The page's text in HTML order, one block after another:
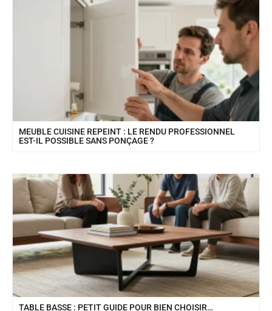
MEUBLE CUISINE REPEINT : LE RENDU PROFESSIONNEL
EST-IL POSSIBLE SANS PONÇAGE ?
TABLE BASSE : PETIT GUIDE POUR BIEN CHOISIR…